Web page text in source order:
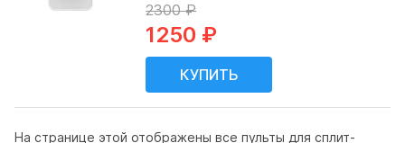
На странице этой отображены все пульты для сплит-
2300 ₽
1250 ₽